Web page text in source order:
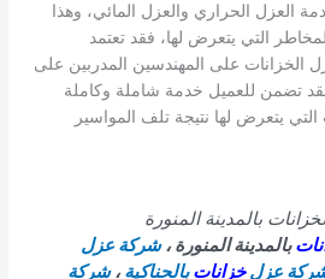
العزل الحراري والعزل المائي، وهذا
التي يتعرض لها، فقد تعتمد
على المهندسين المدربين على
تضمن للعميل خدمة شاملة وكاملة
يتعرض لها نتيجة تلف المواسير
بالمدينة المنورة
بالمدينة المنورة ، شركة عزل
عزلخزاناتبالحناكية، شركة